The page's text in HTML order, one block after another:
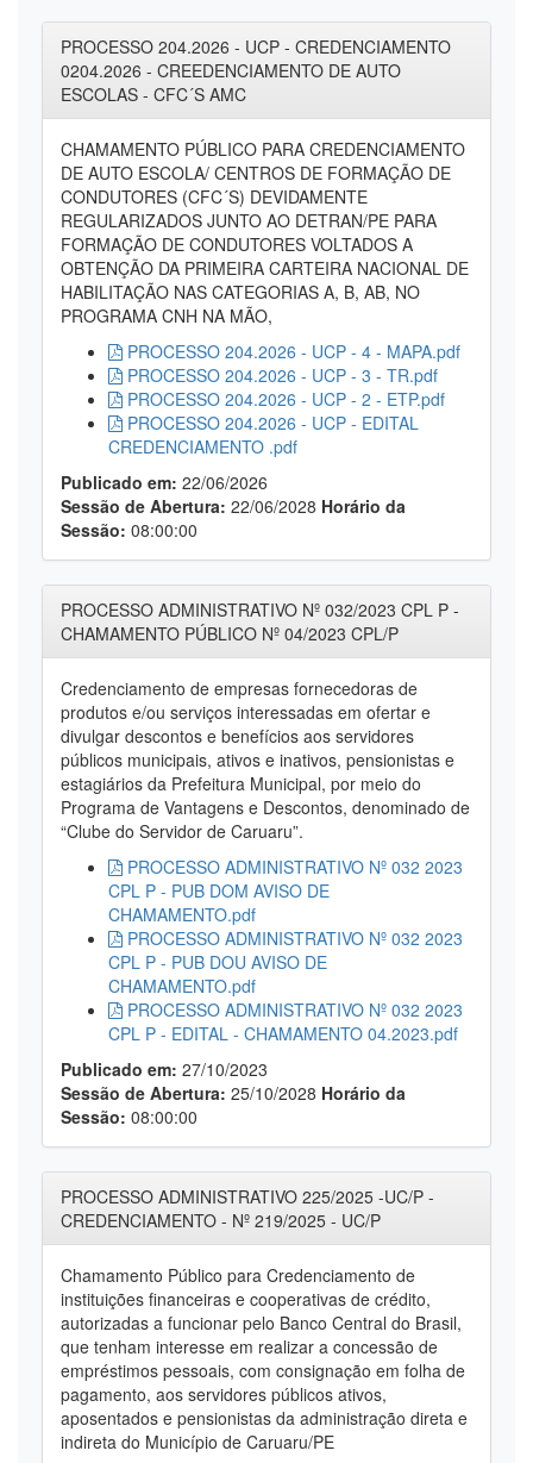
PROCESSO 204.2026 - UCP - CREDENCIAMENTO
0204.2026 - CREEDENCIAMENTO DE AUTO
ESCOLAS - CFC´S AMC
CHAMAMENTO PÚBLICO PARA CREDENCIAMENTO
DE AUTO ESCOLA/ CENTROS DE FORMAÇÃO DE
CONDUTORES (CFC´S) DEVIDAMENTE
REGULARIZADOS JUNTO AO DETRAN/PE PARA
FORMAÇÃO DE CONDUTORES VOLTADOS A
OBTENÇÃO DA PRIMEIRA CARTEIRA NACIONAL DE
HABILITAÇÃO NAS CATEGORIAS A, B, AB, NO
PROGRAMA CNH NA MÃO,
PROCESSO 204.2026 - UCP - 4 - MAPA.pdf
PROCESSO 204.2026 - UCP - 3 - TR.pdf
PROCESSO 204.2026 - UCP - 2 - ETP.pdf
PROCESSO 204.2026 - UCP - EDITAL
CREDENCIAMENTO .pdf
Publicado em: 22/06/2026
Sessão de Abertura: 22/06/2028 Horário da
Sessão: 08:00:00
PROCESSO ADMINISTRATIVO Nº 032/2023 CPL P -
CHAMAMENTO PÚBLICO Nº 04/2023 CPL/P
Credenciamento de empresas fornecedoras de
produtos e/ou serviços interessadas em ofertar e
divulgar descontos e benefícios aos servidores
públicos municipais, ativos e inativos, pensionistas e
estagiários da Prefeitura Municipal, por meio do
Programa de Vantagens e Descontos, denominado de
“Clube do Servidor de Caruaru”.
PROCESSO ADMINISTRATIVO Nº 032 2023
CPL P - PUB DOM AVISO DE
CHAMAMENTO.pdf
PROCESSO ADMINISTRATIVO Nº 032 2023
CPL P - PUB DOU AVISO DE
CHAMAMENTO.pdf
PROCESSO ADMINISTRATIVO Nº 032 2023
CPL P - EDITAL - CHAMAMENTO 04.2023.pdf
Publicado em: 27/10/2023
Sessão de Abertura: 25/10/2028 Horário da
Sessão: 08:00:00
PROCESSO ADMINISTRATIVO 225/2025 -UC/P -
CREDENCIAMENTO - Nº 219/2025 - UC/P
Chamamento Público para Credenciamento de
instituições financeiras e cooperativas de crédito,
autorizadas a funcionar pelo Banco Central do Brasil,
que tenham interesse em realizar a concessão de
empréstimos pessoais, com consignação em folha de
pagamento, aos servidores públicos ativos,
aposentados e pensionistas da administração direta e
indireta do Município de Caruaru/PE